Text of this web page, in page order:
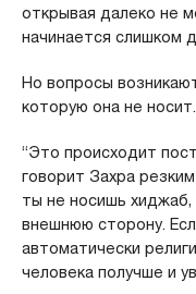
открывая далеко не
начинается слишком
Но вопросы
которую она не носит.
“Это происходит
говорит Захра
ты не носишь хиджаб,
внешнюю сторону.
автоматически
человека получше и